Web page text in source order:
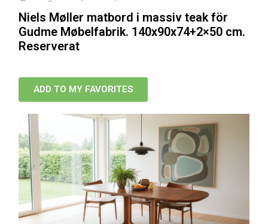
Niels Møller matbord i massiv teak för
Gudme Møbelfabrik. 140x90x74+2×50 cm.
Reserverat
ADD TO MY FAVORITES